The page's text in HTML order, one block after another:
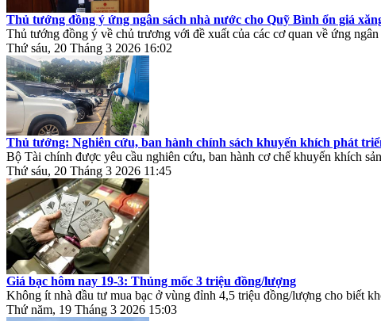
Thủ tướng đồng ý ứng ngân sách nhà nước cho Quỹ Bình ổn giá
Thủ tướng đồng ý về chủ trương với đề xuất của các cơ quan về ứng
Thứ sáu, 20 Tháng 3 2026 16:02
Thủ tướng: Nghiên cứu, ban hành chính sách khuyến khích phát
Bộ Tài chính được yêu cầu nghiên cứu, ban hành cơ chế khuyến khích
Thứ sáu, 20 Tháng 3 2026 11:45
Giá bạc hôm nay 19-3: Thủng mốc 3 triệu đồng/lượng
Không ít nhà đầu tư mua bạc ở vùng đỉnh 4,5 triệu đồng/lượng cho biết
Thứ năm, 19 Tháng 3 2026 15:03